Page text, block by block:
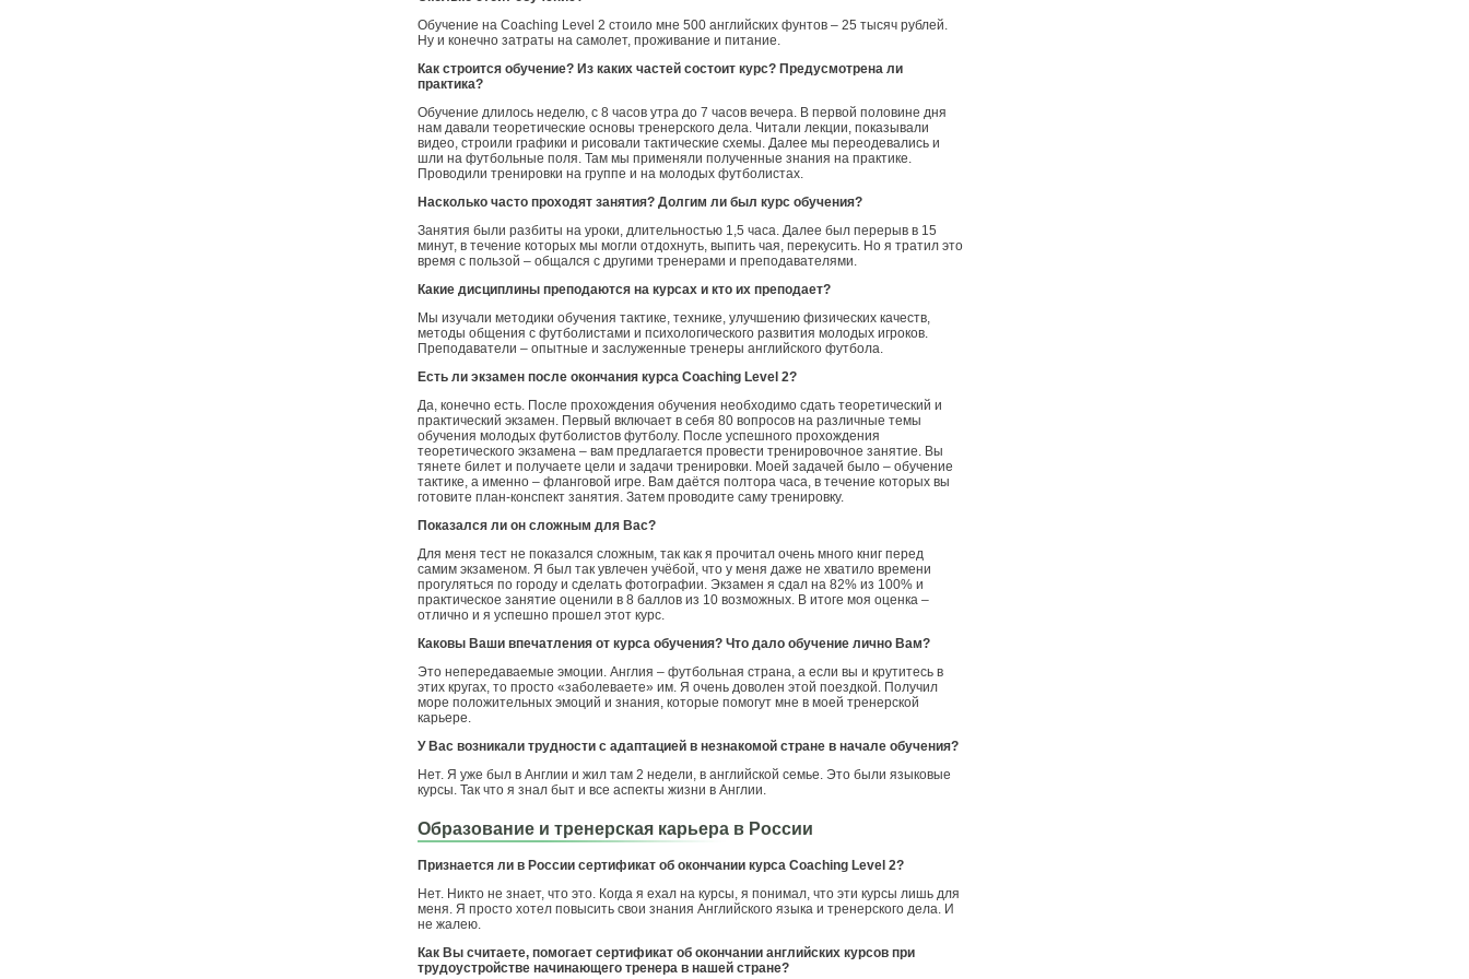
Обучение на Coaching Level 2 стоило мне 500 английских фунтов – 25 тысяч рублей.
Ну и конечно затраты на самолет, проживание и питание.
Как строится обучение? Из каких частей состоит курс? Предусмотрена ли
практика?
Обучение длилось неделю, с 8 часов утра до 7 часов вечера. В первой половине дня
нам давали теоретические основы тренерского дела. Читали лекции, показывали
видео, строили графики и рисовали тактические схемы. Далее мы переодевались и
шли на футбольные поля. Там мы применяли полученные знания на практике.
Проводили тренировки на группе и на молодых футболистах.
Насколько часто проходят занятия? Долгим ли был курс обучения?
Занятия были разбиты на уроки, длительностью 1,5 часа. Далее был перерыв в 15
минут, в течение которых мы могли отдохнуть, выпить чая, перекусить. Но я тратил это
время с пользой – общался с другими тренерами и преподавателями.
Какие дисциплины преподаются на курсах и кто их преподает?
Мы изучали методики обучения тактике, технике, улучшению физических качеств,
методы общения с футболистами и психологического развития молодых игроков.
Преподаватели – опытные и заслуженные тренеры английского футбола.
Есть ли экзамен после окончания курса Coaching Level 2?
Да, конечно есть. После прохождения обучения необходимо сдать теоретический и
практический экзамен. Первый включает в себя 80 вопросов на различные темы
обучения молодых футболистов футболу. После успешного прохождения
теоретического экзамена – вам предлагается провести тренировочное занятие. Вы
тянете билет и получаете цели и задачи тренировки. Моей задачей было – обучение
тактике, а именно – фланговой игре. Вам даётся полтора часа, в течение которых вы
готовите план-конспект занятия. Затем проводите саму тренировку.
Показался ли он сложным для Вас?
Для меня тест не показался сложным, так как я прочитал очень много книг перед
самим экзаменом. Я был так увлечен учёбой, что у меня даже не хватило времени
прогуляться по городу и сделать фотографии. Экзамен я сдал на 82% из 100% и
практическое занятие оценили в 8 баллов из 10 возможных. В итоге моя оценка –
отлично и я успешно прошел этот курс.
Каковы Ваши впечатления от курса обучения? Что дало обучение лично Вам?
Это непередаваемые эмоции. Англия – футбольная страна, а если вы и крутитесь в
этих кругах, то просто «заболеваете» им. Я очень доволен этой поездкой. Получил
море положительных эмоций и знания, которые помогут мне в моей тренерской
карьере.
У Вас возникали трудности с адаптацией в незнакомой стране в начале обучения?
Нет. Я уже был в Англии и жил там 2 недели, в английской семье. Это были языковые
курсы. Так что я знал быт и все аспекты жизни в Англии.
Образование и тренерская карьера в России
Признается ли в России сертификат об окончании курса Coaching Level 2?
Нет. Никто не знает, что это. Когда я ехал на курсы, я понимал, что эти курсы лишь для
меня. Я просто хотел повысить свои знания Английского языка и тренерского дела. И
не жалею.
Как Вы считаете, помогает сертификат об окончании английских курсов при
трудоустройстве начинающего тренера в нашей стране?